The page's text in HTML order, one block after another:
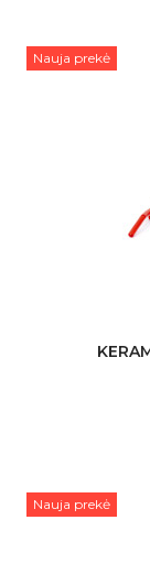
Nauja prekė
Nauja prekė